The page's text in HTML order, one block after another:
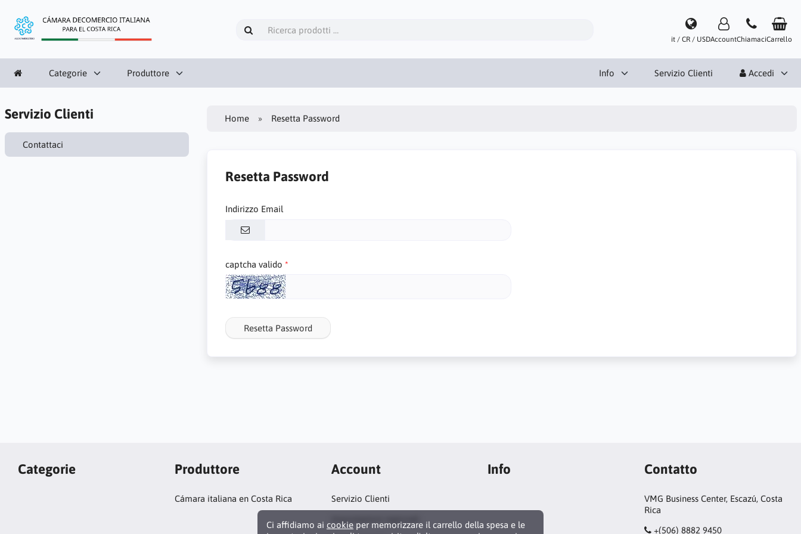
it / CR / USDAccountChiamaciCarrello
Categorie Produttore Info Servizio Clienti Accedi
Servizio Clienti
Contattaci
Home Resetta Password
Resetta Password
Indirizzo Email
captcha valido
Resetta Password
Ci affidiamo ai cookie per memorizzare il carrello della spesa e le
Categorie Produttore
Cámara italiana en Costa Rica
Account
Servizio Clienti
Impostazioni regionali
Info Contatto
VMG Business Center, Escazú, Costa
Rica
+(506) 8882 9450